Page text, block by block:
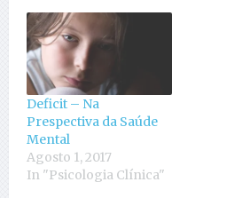
Deficit – Na
Prespectiva da Saúde
Mental
Agosto 1, 2017
In "Psicologia Clínica"